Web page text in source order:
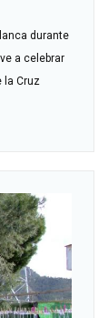
durante
a celebrar
la Cruz